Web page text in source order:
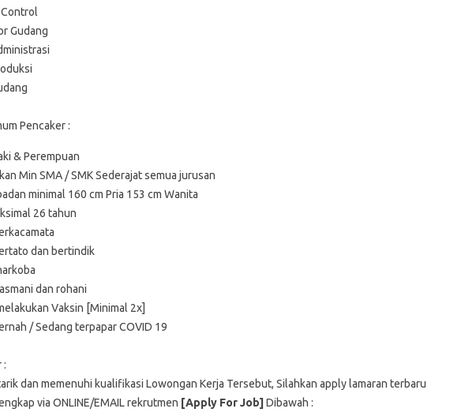
Gudang
Pencaker :
& Perempuan
Min SMA / SMK Sederajat semua jurusan
minimal 160 cm Pria 153 cm Wanita
26 tahun
dan bertindik
dan rohani
Vaksin [Minimal 2x]
/ Sedang terpapar COVID 19
:
dan memenuhi kualifikasi Lowongan Kerja Tersebut, Silahkan apply lamaran terbaru
via ONLINE/EMAIL rekrutmen [Apply For Job] Dibawah :